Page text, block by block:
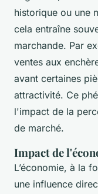
historique ou une
cela entraîne
marchande. Par
ventes aux
avant certaines
attractivité. Ce
l'impact de la
de marché.
Impact de
L’économie, à la
une influence